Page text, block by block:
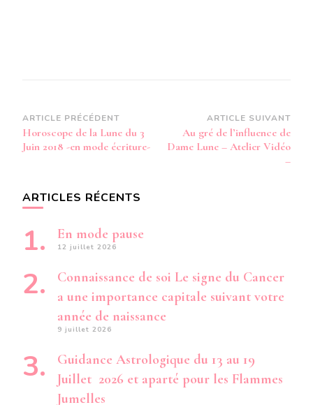
Navigation
d’article
ARTICLE PRÉCÉDENT
Horoscope de la Lune du 3
Juin 2018 -en mode écriture-
ARTICLE SUIVANT
Au gré de l’influence de
Dame Lune – Atelier Vidéo
–
ARTICLES RÉCENTS
En mode pause
12 juillet 2026
Connaissance de soi Le signe du Cancer
a une importance capitale suivant votre
année de naissance
9 juillet 2026
Guidance Astrologique du 13 au 19
Juillet 2026 et aparté pour les Flammes
Jumelles